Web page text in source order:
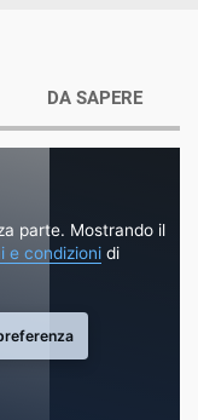
parte. Mostrando il
e condizioni di
DA SAPERE